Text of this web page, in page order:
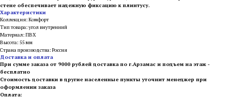
стене обеспечивает надежную фиксацию к плинтусу.
Характеристики
Коллекция: Комфорт
Тип товара: угол внутренний
Материал: ПВХ
Высота: 55 мм
Страна производства: Россия
Доставка и оплата
При сумме заказа от 9000 рублей доставка по г.Арзамас и подъем на этаж -
бесплатно
Стоимость доставки в другие населенные пункты уточнит менеджер при
оформлении заказа
Оплата: